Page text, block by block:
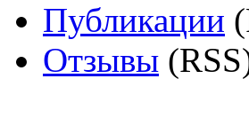
Публикации
Отзывы